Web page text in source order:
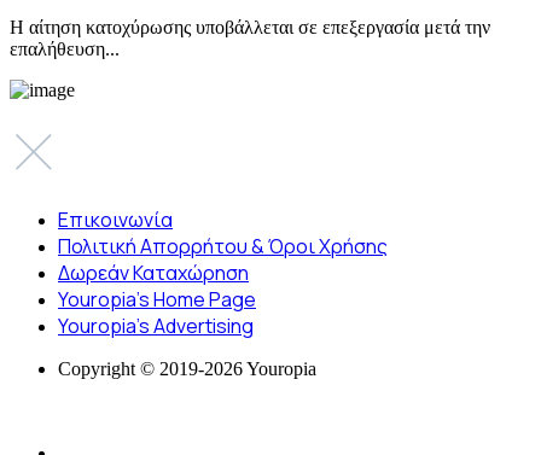
Η αίτηση κατοχύρωσης υποβάλλεται σε επεξεργασία μετά την
επαλήθευση...
Επικοινωνία
Πολιτική Απορρήτου & Όροι Χρήσης
Δωρεάν Καταχώρηση
Youropia’s Home Page
Youropia’s Advertising
Copyright © 2019-2026 Youropia